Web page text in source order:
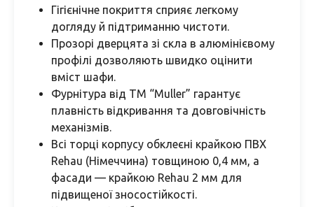
Гігієнічне покриття сприяє легкому
догляду й підтриманню чистоти.
Прозорі дверцята зі скла в алюмінієвому
профілі дозволяють швидко оцінити
вміст шафи.
Фурнітура від ТМ “Muller” гарантує
плавність відкривання та довговічність
механізмів.
Всі торці корпусу обклеєні крайкою ПВХ
Rehau (Німеччина) товщиною 0,4 мм, а
фасади — крайкою Rehau 2 мм для
підвищеної зносостійкості.